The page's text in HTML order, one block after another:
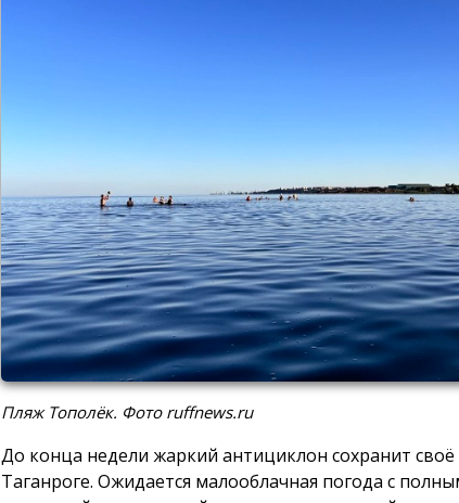
Пляж Тополёк. Фото ruffnews.ru
До конца недели жаркий антициклон сохранит своё
Таганроге. Ожидается малооблачная погода с